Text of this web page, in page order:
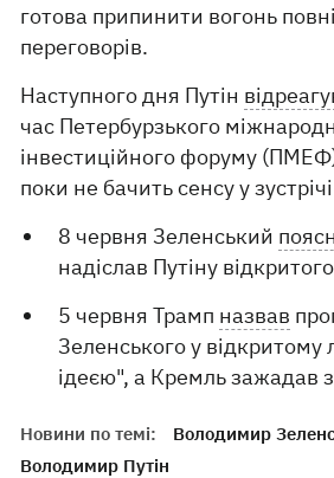
готова припинити вогонь
переговорів.
Наступного дня Путін
час Петербурзького
інвестиційного форуму
поки не бачить сенсу у
8 червня Зеленський
надіслав Путіну
5 червня Трамп назвав
Зеленського у
ідеєю", а Кремль зажадав
Новини по темі:
Володимир
Володимир Путін